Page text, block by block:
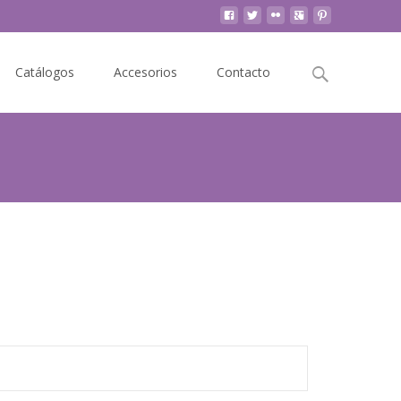
Catálogos Accesorios Contacto
Buscar
por: